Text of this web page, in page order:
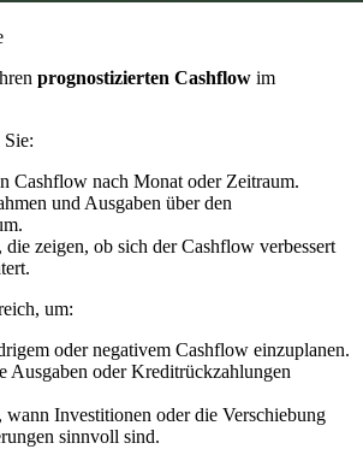
prognostizierten Cashflow im
Sie:
Cashflow nach Monat oder Zeitraum.
und Ausgaben über den
zeigen, ob sich der Cashflow verbessert
um:
oder negativem Cashflow einzuplanen.
Ausgaben oder Kreditrückzahlungen
wann Investitionen oder die Verschiebung
sinnvoll sind.